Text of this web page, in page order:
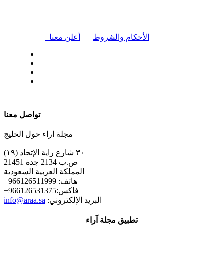
أعلن معنا الأحكام والشروط
تواصل معنا
مجلة اراء حول الخليج
٣٠ شارع راية الإتحاد (١٩)
ص.ب 2134 جدة 21451
المملكة العربية السعودية
+هاتف: 966126511999
+فاكس:966126531375
info@araa.sa :البريد الإلكتروني
تطبيق مجلة آراء